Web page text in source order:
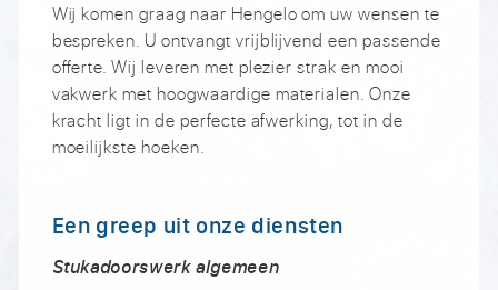
Wij komen graag naar Hengelo om uw wensen te
bespreken. U ontvangt vrijblijvend een passende
offerte. Wij leveren met plezier strak en mooi
vakwerk met hoogwaardige materialen. Onze
kracht ligt in de perfecte afwerking, tot in de
moeilijkste hoeken.
Een greep uit onze diensten
Stukadoorswerk algemeen